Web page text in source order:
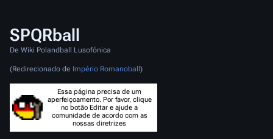
SPQRball
De Wiki Polandball Lusofónica
(Redirecionado de Império Romanoball )
Essa página precisa de um
aperfeiçoamento. Por favor, clique
no botão Editar e ajude a
comunidade de acordo com as
nossas diretrizes